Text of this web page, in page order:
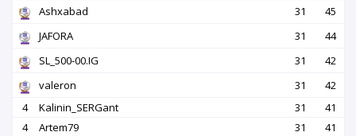
Ashxabad 31
45
JAFORA
31
44
SL_500-00.IG
31
42
valeron
31
42
4
Kalinin_SERGant 31
41
4
Artem79 31
41